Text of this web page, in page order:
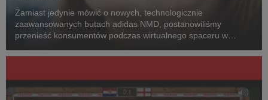
Zamiast jedynie mówić o nowych, technologicznie
zaawansowanych butach adidas NMD, postanowiliśmy
przenieść konsumentów podczas wirtualnego spaceru w
Tokio.